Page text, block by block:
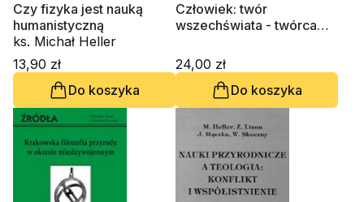
Czy fizyka jest nauką
humanistyczną
ks. Michał Heller
13,90 zł
Do koszyka
Człowiek: twór
wszechświata - twórca
24,00 zł
Do koszyka